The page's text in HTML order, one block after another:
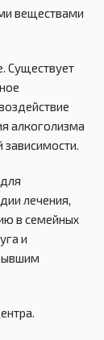
веществами
Существует
алкоголизма
зависимости.
лечения,
в семейных
и